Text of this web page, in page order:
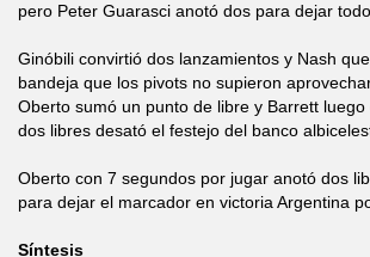
pero Peter Guarasci anotó dos para dejar
Ginóbili convirtió dos lanzamientos y Nash
bandeja que los pivots no supieron
Oberto sumó un punto de libre y Barrett
dos libres desató el festejo del banco
Oberto con 7 segundos por jugar anotó dos
para dejar el marcador en victoria Argentina
Síntesis